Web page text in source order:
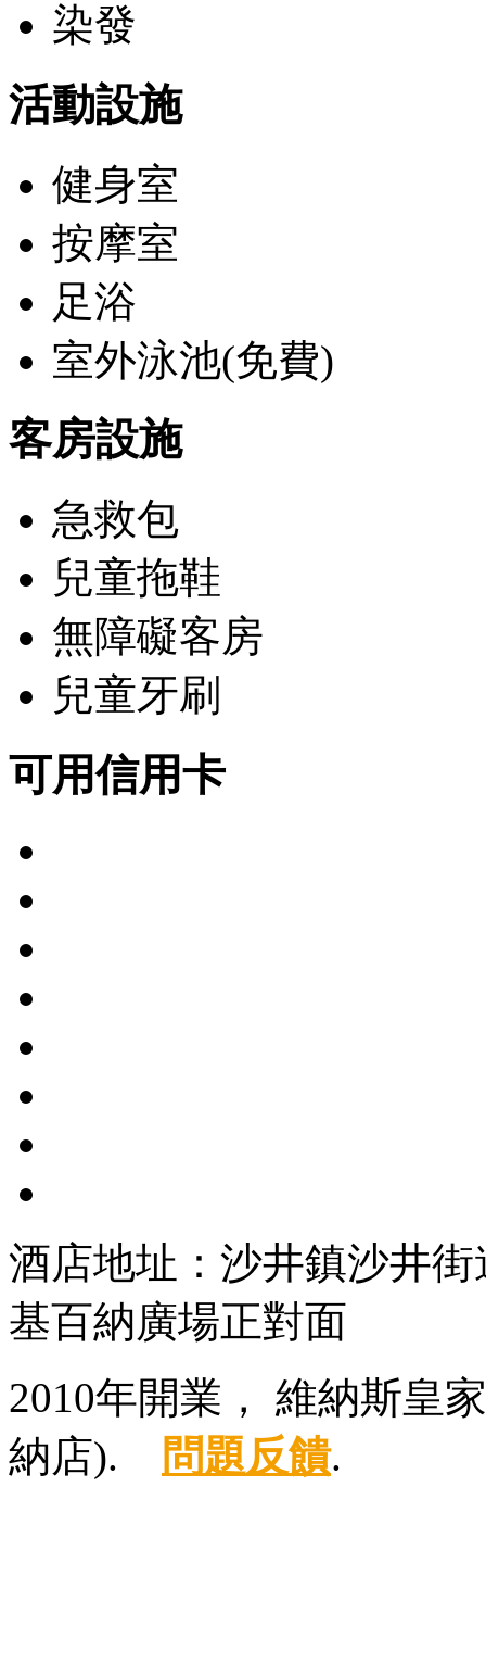
染發
活動設施
健身室
按摩室
足浴
室外泳池(免費)
客房設施
急救包
兒童拖鞋
無障礙客房
兒童牙刷
可用信用卡
酒店地址：沙井鎮沙井
基百納廣場正對面
2010年開業， 維納斯皇
納店).
問題反饋.